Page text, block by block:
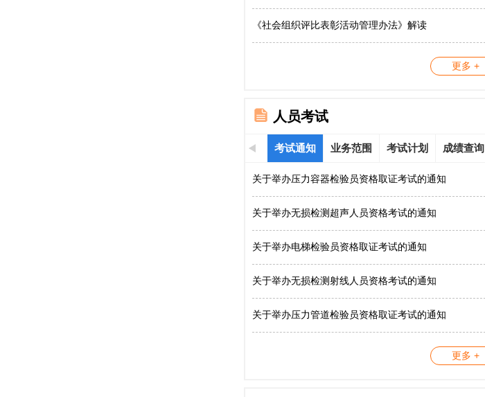
《社会组织评比表彰活动管理办法》解读
更多 +
人员考试
考试通知 业务范围 考试计划 成绩查询
关于举办压力容器检验员资格取证考试的通知
关于举办无损检测超声人员资格考试的通知
关于举办电梯检验员资格取证考试的通知
关于举办无损检测射线人员资格考试的通知
关于举办压力管道检验员资格取证考试的通知
更多 +